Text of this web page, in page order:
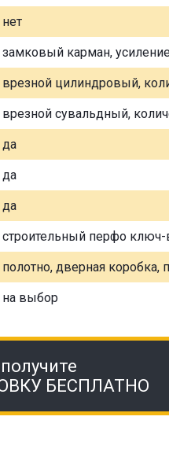
нет
замковый карман,
врезной цилиндровый,
врезной сувальдный,
да
да
да
строительный перфо
полотно, дверная коробка,
на выбор
БЕСПЛАТНО